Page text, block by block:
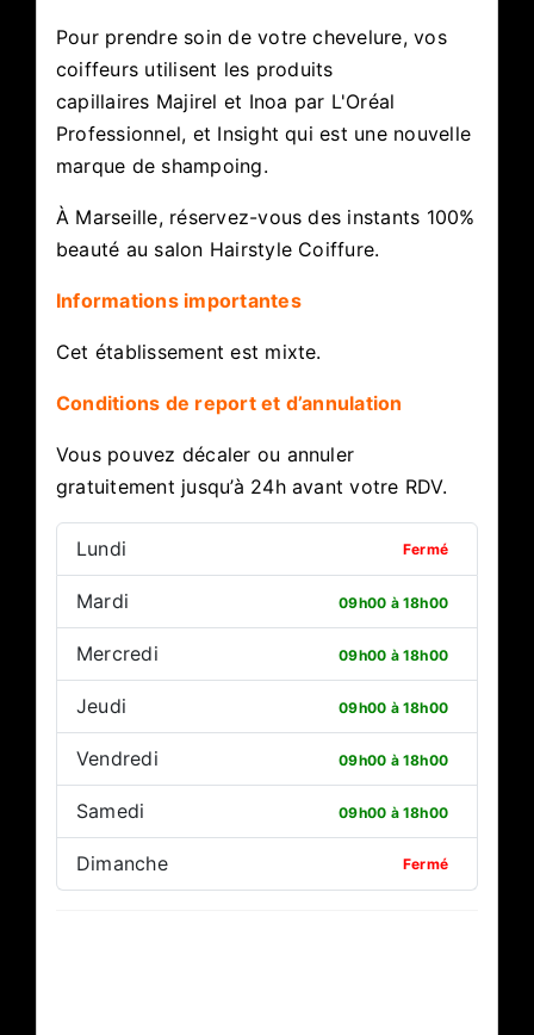
Pour prendre soin de votre chevelure, vos
coiffeurs utilisent les produits
capillaires Majirel et Inoa par L'Oréal
Professionnel, et Insight qui est une nouvelle
marque de shampoing.
À Marseille, réservez-vous des instants 100%
beauté au salon Hairstyle Coiffure.
Informations importantes
Cet établissement est mixte.
Conditions de report et d’annulation
Vous pouvez décaler ou annuler
gratuitement jusqu’à 24h avant votre RDV.
Lundi Fermé
Mardi 09h00 à 18h00
Mercredi 09h00 à 18h00
Jeudi 09h00 à 18h00
Vendredi 09h00 à 18h00
Samedi 09h00 à 18h00
Dimanche Fermé